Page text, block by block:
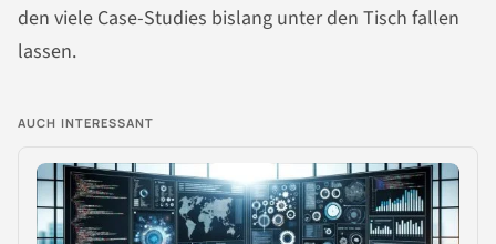
den viele Case-Studies bislang unter den Tisch fallen
lassen.
AUCH INTERESSANT